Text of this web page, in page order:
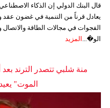
قال البنك الدولي إن الذكاء
يعادل قرناً من التنمية في غضون
الفجوات في مجالات الطاقة
الو�...
المزيد
منة شلبي تتصدر الترند
الموت"